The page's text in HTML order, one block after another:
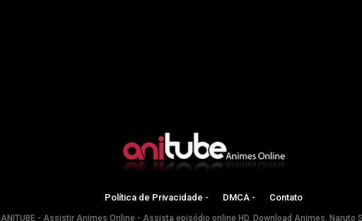
Política de Privacidade - DMCA - Contato
ANITUBE - Assistir Animes Online - Assista episódio online HD, Download Animes, Naruto